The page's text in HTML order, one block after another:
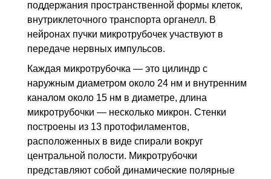
поддержания пространственной формы клеток,
внутриклеточного транспорта органелл. В
нейронах пучки микротрубочек участвуют в
передаче нервных импульсов.
Каждая микротрубочка — это цилиндр с
наружным диаметром около 24 нм и внутренним
каналом около 15 нм в диаметре, длина
микротрубочки — несколько микрон. Стенки
построены из 13 протофиламентов,
расположенных в виде спирали вокруг
центральной полости. Микротрубочки
представляют собой динамические полярные